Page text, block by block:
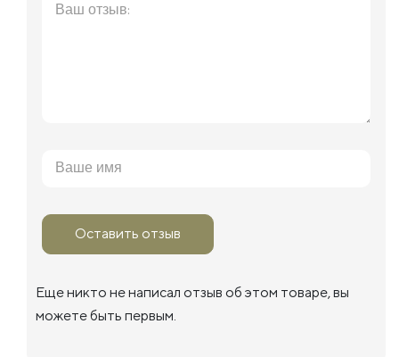
Оставить отзыв
Еще никто не написал отзыв об этом товаре, вы
можете быть первым.